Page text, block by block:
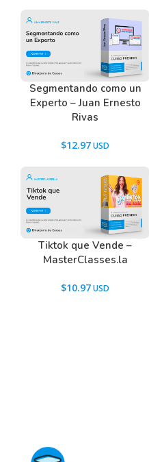
Segmentando como un
Experto – Juan Ernesto
Rivas
$12.97
Tiktok que Vende –
MasterClasses.la
$10.97